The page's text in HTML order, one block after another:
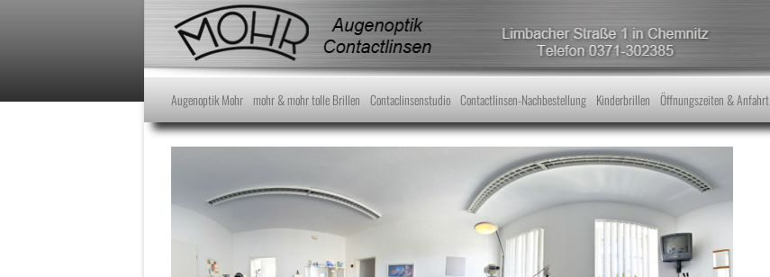
Skip to content
Augenoptik Mohr mohr & mohr tolle Brillen Contaclinsenstudio Contactlinsen-Nachbestellung Kinderbrillen Öffnungszeiten & Anfahrt